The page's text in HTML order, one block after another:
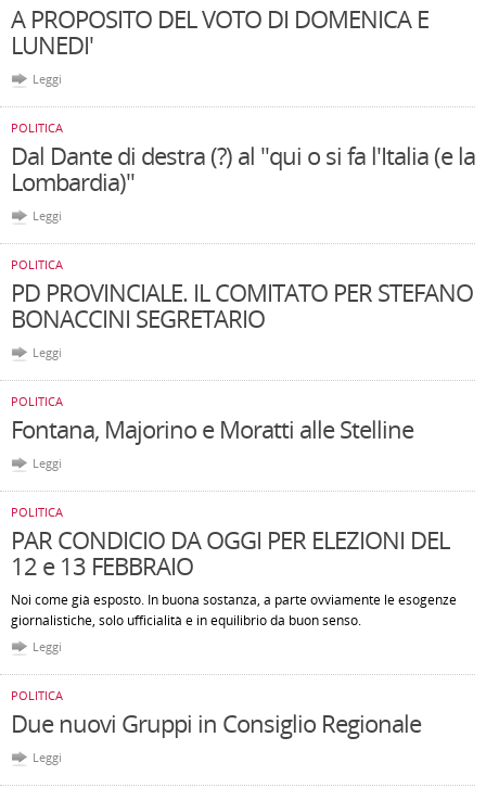
A PROPOSITO DEL VOTO DI DOMENICA E
LUNEDI'
Leggi
POLITICA
Dal Dante di destra (?) al "qui o si fa l'Italia (e la
Lombardia)"
Leggi
POLITICA
PD PROVINCIALE. IL COMITATO PER STEFANO
BONACCINI SEGRETARIO
Leggi
POLITICA
Fontana, Majorino e Moratti alle Stelline
Leggi
POLITICA
PAR CONDICIO DA OGGI PER ELEZIONI DEL
12 e 13 FEBBRAIO
Noi come già esposto. In buona sostanza, a parte ovviamente le esogenze
giornalistiche, solo ufficialità e in equilibrio da buon senso.
Leggi
POLITICA
Due nuovi Gruppi in Consiglio Regionale
Leggi